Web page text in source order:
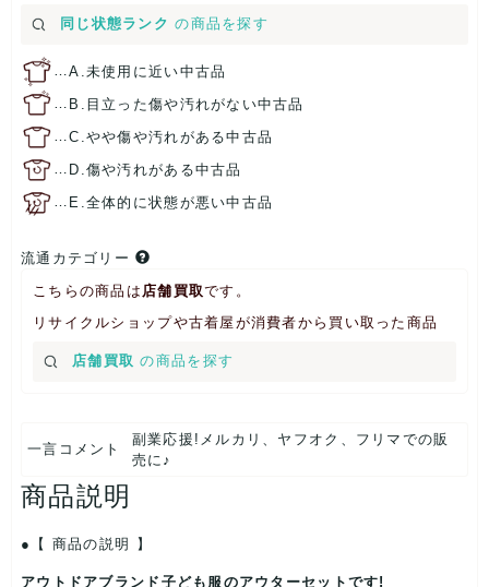
同じ状態ランク の商品を探す
…A.未使用に近い中古品
… B.目立った傷や汚れがない中古品
…C.やや傷や汚れがある中古品
… D.傷や汚れがある中古品
… E.全体的に状態が悪い中古品
流通カテゴリー
こちらの商品は 店舗買取です。
リサイクルショップや古着屋が消費者から買い取った商品
店舗買取 の商品を探す
一言コメント
副業応援!メルカリ、ヤフオク、フリマでの販
売に♪
商品説明
【 商品の説明 】
アウトドアブランド子ども服のアウターセットです!